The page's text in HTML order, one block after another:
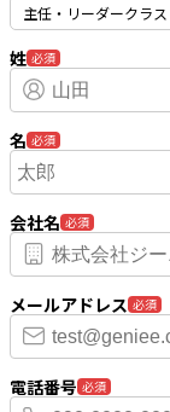
主任・リーダークラス
姓 必須
名 必須
会社名 必須
メールアドレス 必須
電話番号 必須